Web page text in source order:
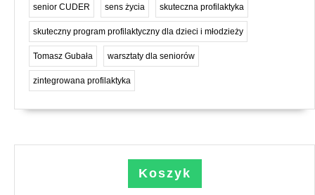
senior CUDER sens życia skuteczna profilaktyka
skuteczny program profilaktyczny dla dzieci i młodzieży
Tomasz Gubała warsztaty dla seniorów
zintegrowana profilaktyka
Koszyk